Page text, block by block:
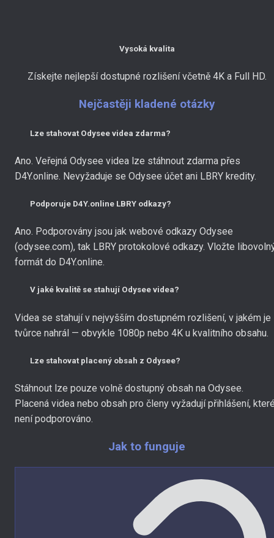
Vysoká kvalita
Získejte nejlepší dostupné rozlišení včetně 4K a Full HD.
Nejčastěji kladené otázky
Lze stahovat Odysee videa zdarma?
Ano. Veřejná Odysee videa lze stáhnout zdarma přes
D4Y.online. Nevyžaduje se Odysee účet ani LBRY kredity.
Podporuje D4Y.online LBRY odkazy?
Ano. Podporovány jsou jak webové odkazy Odysee
(odysee.com), tak LBRY protokolové odkazy. Vložte
formát do D4Y.online.
V jaké kvalitě se stahují Odysee videa?
Videa se stahují v nejvyšším dostupném rozlišení, v jakém je
tvůrce nahrál — obvykle 1080p nebo 4K u kvalitního obsahu.
Lze stahovat placený obsah z Odysee?
Stáhnout lze pouze volně dostupný obsah na Odysee.
Placená videa nebo obsah pro členy vyžadují přihlášení,
není podporováno.
Jak to funguje